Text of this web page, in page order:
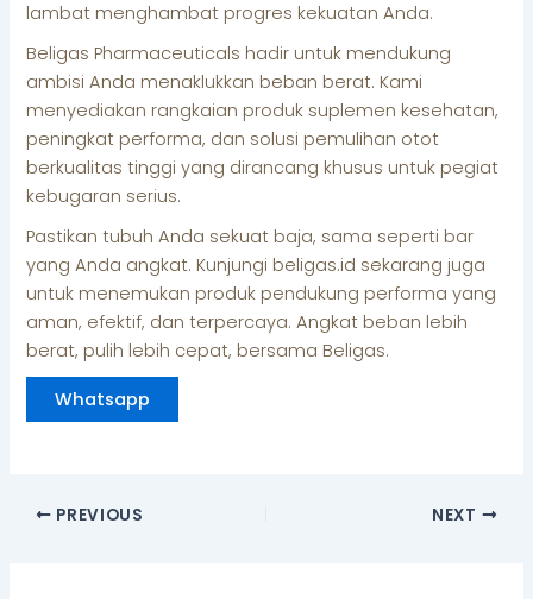
lambat menghambat progres kekuatan Anda.
Beligas Pharmaceuticals hadir untuk mendukung
ambisi Anda menaklukkan beban berat. Kami
menyediakan rangkaian produk suplemen kesehatan,
peningkat performa, dan solusi pemulihan otot
berkualitas tinggi yang dirancang khusus untuk pegiat
kebugaran serius.
Pastikan tubuh Anda sekuat baja, sama seperti bar
yang Anda angkat. Kunjungi beligas.id sekarang juga
untuk menemukan produk pendukung performa yang
aman, efektif, dan terpercaya. Angkat beban lebih
berat, pulih lebih cepat, bersama Beligas.
Whatsapp
PREVIOUS NEXT